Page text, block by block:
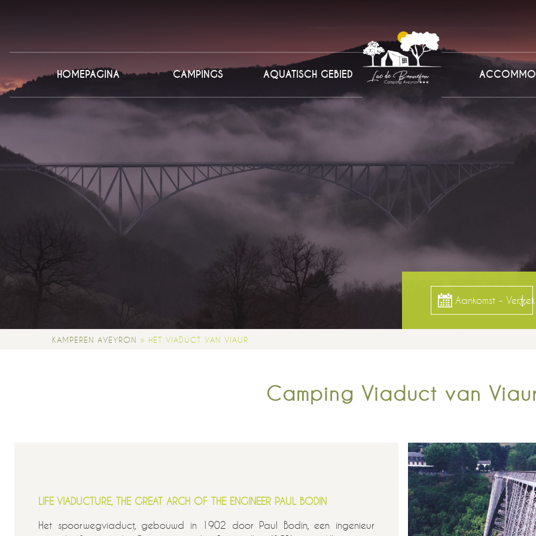
HOMEPAGINA CAMPINGS AQUATISCH GEBIED
Aankomst - Vertrek
KAMPEREN AVEYRON » HET VIADUCT VAN VIAUR
Camping Viaduct van
LIFE VIADUCTURE, THE GREAT ARCH OF THE ENGINEER PAUL BODIN
Het spoorwegviaduct, gebouwd in 1902 door Paul Bodin, een ingenieur